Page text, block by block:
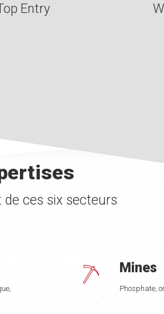
Entry
ces six secteurs
Mines
Phosphate,